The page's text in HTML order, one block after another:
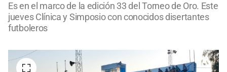
Es en el marco de la edición 33 del Torneo de Oro. Este
jueves Clínica y Simposio con conocidos disertantes
futboleros